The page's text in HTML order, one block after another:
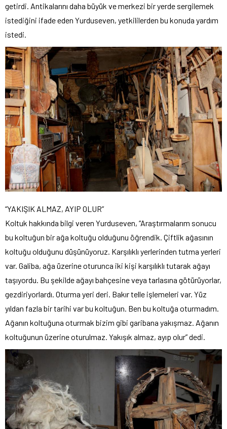
getirdi. Antikalarını daha büyük ve merkezi bir yerde sergilemek
istediğini ifade eden Yurduseven, yetkililerden bu konuda yardım
istedi.
“YAKIŞIK ALMAZ, AYIP OLUR”
Koltuk hakkında bilgi veren Yurduseven, “Araştırmalarım sonucu
bu koltuğun bir ağa koltuğu olduğunu öğrendik. Çiftlik ağasının
koltuğu olduğunu düşünüyoruz. Karşılıklı yerlerinden tutma yerleri
var. Galiba, ağa üzerine oturunca iki kişi karşılıklı tutarak ağayı
taşıyordu. Bu şekilde ağayı bahçesine veya tarlasına götürüyorlar,
gezdiriyorlardı. Oturma yeri deri. Bakır telle işlemeleri var. Yüz
yıldan fazla bir tarihi var bu koltuğun. Ben bu koltuğa oturmadım.
Ağanın koltuğuna oturmak bizim gibi garibana yakışmaz. Ağanın
koltuğunun üzerine oturulmaz. Yakışık almaz, ayıp olur” dedi.